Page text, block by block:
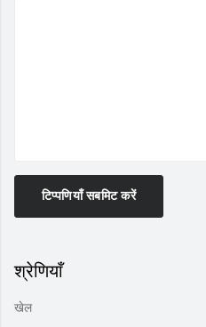
टिप्पणियाँ सबमिट करें
श्रेणियाँ
खेल